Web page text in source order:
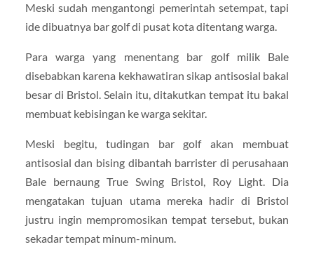
Meski sudah mengantongi pemerintah setempat, tapi
ide dibuatnya bar golf di pusat kota ditentang warga.
Para warga yang menentang bar golf milik Bale
disebabkan karena kekhawatiran sikap antisosial bakal
besar di Bristol. Selain itu, ditakutkan tempat itu bakal
membuat kebisingan ke warga sekitar.
Meski begitu, tudingan bar golf akan membuat
antisosial dan bising dibantah barrister di perusahaan
Bale bernaung True Swing Bristol, Roy Light. Dia
mengatakan tujuan utama mereka hadir di Bristol
justru ingin mempromosikan tempat tersebut, bukan
sekadar tempat minum-minum.